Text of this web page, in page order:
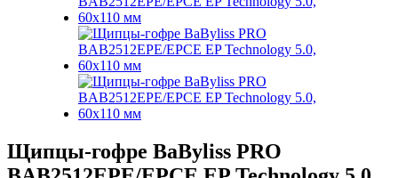
Щипцы-гофре BaByliss PRO